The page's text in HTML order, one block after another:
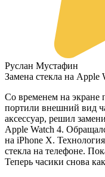
Руслан Мустафин
Замена стекла на Apple
Со временем на экране
портили внешний вид
аксессуар, решил
Apple Watch 4.
на iPhone X.
стекла на телефоне.
Теперь часики снова